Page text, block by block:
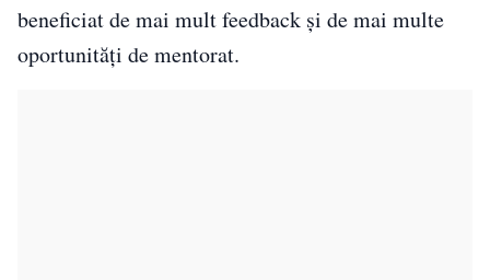
beneficiat de mai mult feedback și de mai multe
oportunități de mentorat.